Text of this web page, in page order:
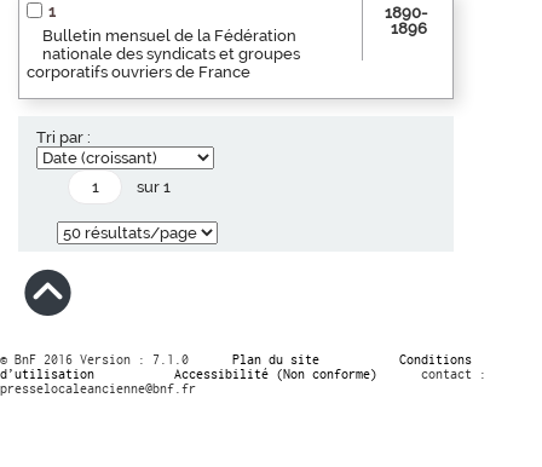
1
Bulletin mensuel de la Fédération
nationale des syndicats et groupes
corporatifs ouvriers de France
1890-
1896
Tri par :
sur 1
© BnF 2016 Version : 7.1.0 Plan du site
Conditions
d’utilisation
Accessibilité (Non conforme)
contact :
presselocaleancienne@bnf.fr